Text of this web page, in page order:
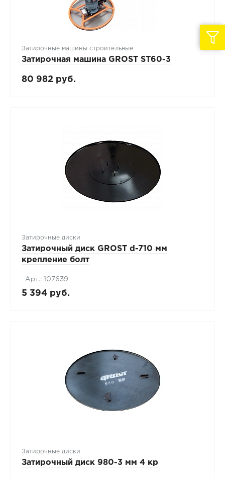
Затирочные машины строительные
Затирочная машина GROST ST60-3
80 982 руб.
Затирочные диски
Затирочный диск GROST d-710 мм
крепление болт
Арт.: 107639
5 394 руб.
Затирочные диски
Затирочный диск 980-3 мм 4 кр